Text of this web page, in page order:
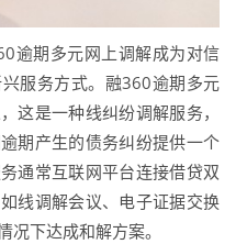
逾期多元网上调解成为对信
服务方式。融360逾期多元
这是一种线纠纷调解服务，
期产生的债务纠纷提供一个
通常互联网平台连接借贷双
线调解会议、电子证据交换
况下达成和解方案。